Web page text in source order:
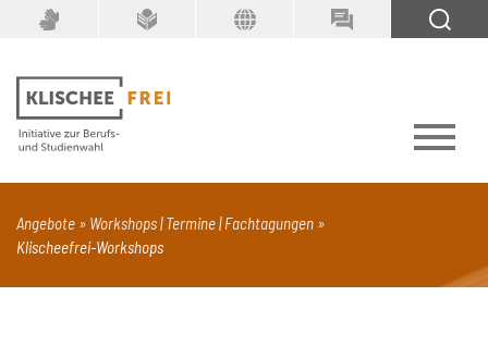
Suchbegriff
PDF Seite mit Video
Angebote
Workshops | Termine | Fachtagungen
Klischeefrei-Workshops